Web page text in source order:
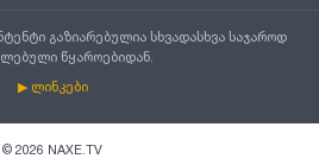
გაზიარებულია სხვადასხვა საჯაროდ
წყაროებიდან.
▶ ლინკები
© 2026 NAXE.TV